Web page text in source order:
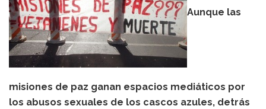
Aunque las
misiones de paz ganan espacios mediáticos por
los abusos sexuales de los cascos azules, detrás